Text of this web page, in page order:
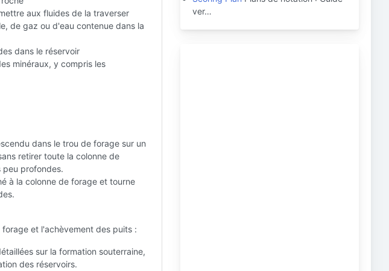
aux fluides de la traverser
de gaz ou d'eau contenue dans la
dans le réservoir
minéraux, y compris les
dans le trou de forage sur un
retirer toute la colonne de
profondes.
à la colonne de forage et tourne
et l'achèvement des puits :
sur la formation souterraine,
des réservoirs.
ver…